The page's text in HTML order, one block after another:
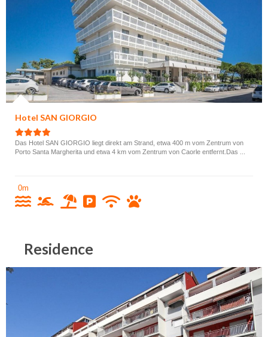
Hotel SAN GIORGIO
Das Hotel SAN GIORGIO liegt direkt am Strand, etwa 400 m vom Zentrum von
Porto Santa Margherita und etwa 4 km vom Zentrum von Caorle entfernt.Das ...
0m
Residence